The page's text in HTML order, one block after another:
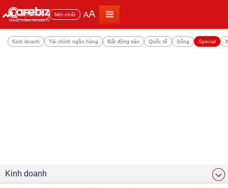
Đọc nhiều Mới nhất AA
Kinh doanh Tài chính ngân hàng Bất động sản Quốc tế Sống Special
Kinh doanh